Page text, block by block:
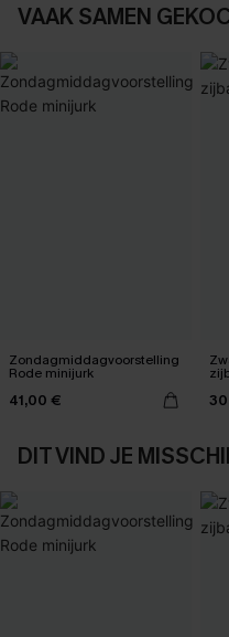
VAAK SAMEN
Zondagmiddagvoorstelling
Rode minijurk
41,00 €
DIT VIND JE